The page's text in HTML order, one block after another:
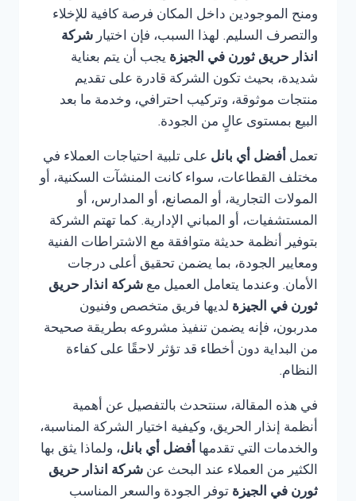
ومنح الموجودين داخل المكان فرصة كافية للإخلاء
والتصرف السليم. لهذا السبب، فإن اختيار شركة
انذار حريق ثورن في الجيزة يجب أن يتم بعناية
شديدة، بحيث تكون الشركة قادرة على تقديم
منتجات موثوقة، وتركيب احترافي، وخدمة ما بعد
البيع بمستوى عالٍ من الجودة.
تعمل أفضل أي بانل على تلبية احتياجات العملاء في
مختلف القطاعات، سواء كانت المنشآت السكنية، أو
المولات التجارية، أو المصانع، أو المدارس، أو
المستشفيات، أو المباني الإدارية. كما تهتم الشركة
بتوفير أنظمة حديثة متوافقة مع الاشتراطات الفنية
ومعايير الجودة، بما يضمن تحقيق أعلى درجات
الأمان. وعندما يتعامل العميل مع شركة انذار حريق
ثورن في الجيزة لديها فريق متخصص وفنيون
مدربون، فإنه يضمن تنفيذ مشروعه بطريقة صحيحة
من البداية دون أخطاء قد تؤثر لاحقًا على كفاءة
النظام.
في هذه المقالة، سنتحدث بالتفصيل عن أهمية
أنظمة إنذار الحريق، وكيفية اختيار الشركة المناسبة،
والخدمات التي تقدمها أفضل أي بانل، ولماذا يثق بها
الكثير من العملاء عند البحث عن شركة انذار حريق
ثورن في الجيزة توفر الجودة والسعر المناسب